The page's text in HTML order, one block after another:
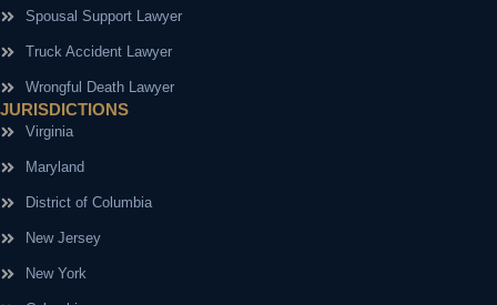
Spousal Support Lawyer
Truck Accident Lawyer
Wrongful Death Lawyer
JURISDICTIONS
Virginia
Maryland
District of Columbia
New Jersey
New York